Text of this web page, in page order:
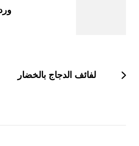
لفائف الدجاج بالخضار